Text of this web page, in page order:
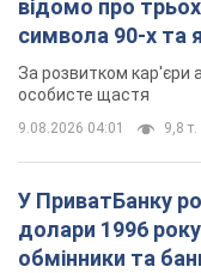
відомо про
символа 90-х та
мають
За розвитком кар'єри
особисте щастя
9.08.2026 04:01 9,8 т.
У ПриватБанку
долари 1996
обмінники та